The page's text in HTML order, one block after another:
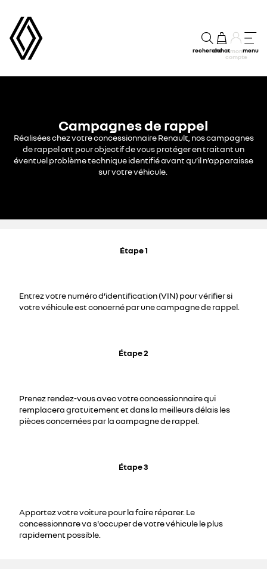
rechercheachatmon
compte
menu
Campagnes de rappel
Réalisées chez votre concessionnaire Renault, nos campagnes
de rappel ont pour objectif de vous protéger en traitant un
éventuel problème technique identifié avant qu’il n’apparaisse
sur votre véhicule.
Étape 1
Entrez votre numéro d’identification (VIN) pour vérifier si
votre véhicule est concerné par une campagne de rappel.
Étape 2
Prenez rendez-vous avec votre concessionnaire qui
remplacera gratuitement et dans la meilleurs délais les
pièces concernées par la campagne de rappel.
Étape 3
Apportez votre voiture pour la faire réparer. Le
concessionnare va s'occuper de votre véhicule le plus
rapidement possible.